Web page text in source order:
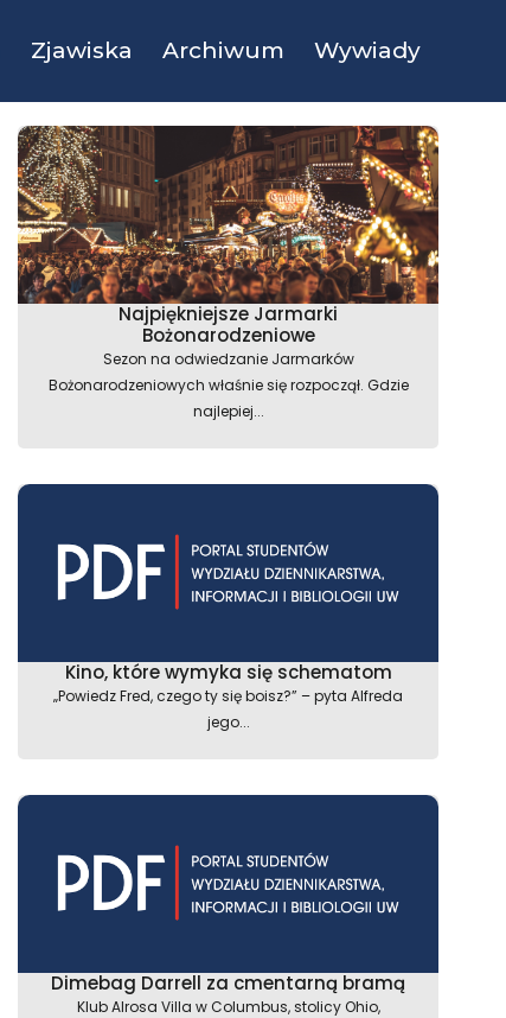
Zjawiska Archiwum Wywiady
Najpiękniejsze Jarmarki
Bożonarodzeniowe
Sezon na odwiedzanie Jarmarków
Bożonarodzeniowych właśnie się rozpoczął. Gdzie
najlepiej...
Kino, które wymyka się schematom
„Powiedz Fred, czego ty się boisz?” – pyta Alfreda
jego...
Dimebag Darrell za cmentarną bramą
Klub Alrosa Villa w Columbus, stolicy Ohio,